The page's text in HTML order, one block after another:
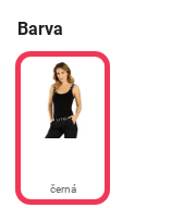
Barva
černá